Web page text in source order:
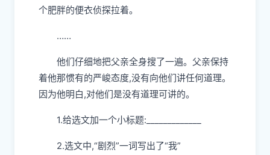
个肥胖的便衣侦探拉着。
……
他们仔细地把父亲全身搜了一遍。父亲保持
着他那惯有的严峻态度,没有向他们讲任何道理。
因为他明白,对他们是没有道理可讲的。
1.给选文加一个小标题:_____________
2.选文中,“剧烈”一词写出了“我”